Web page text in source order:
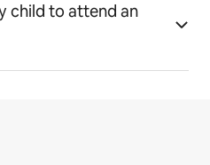
child to attend an